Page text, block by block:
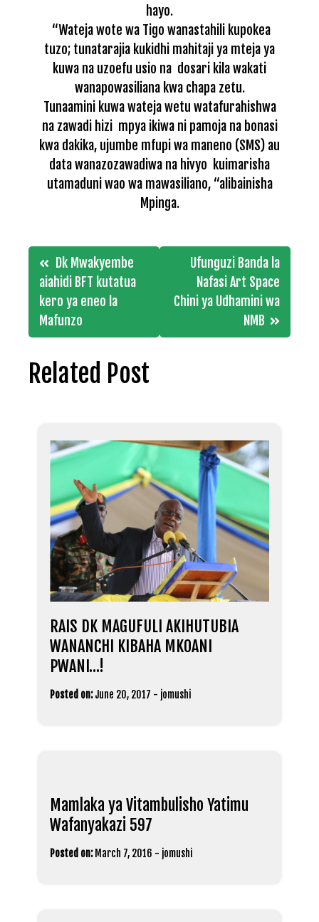
hayo.
“Wateja wote wa Tigo wanastahili kupokea
tuzo; tunatarajia kukidhi mahitaji ya mteja ya
kuwa na uzoefu usio na dosari kila wakati
wanapowasiliana kwa chapa zetu.
Tunaamini kuwa wateja wetu watafurahishwa
na zawadi hizi mpya ikiwa ni pamoja na bonasi
kwa dakika, ujumbe mfupi wa maneno (SMS) au
data wanazozawadiwa na hivyo kuimarisha
utamaduni wao wa mawasiliano, “alibainisha
Mpinga.
Post
navigation
Dk Mwakyembe
aiahidi BFT kutatua
kero ya eneo la
Mafunzo
Ufunguzi Banda la
Nafasi Art Space
Chini ya Udhamini wa
NMB
Related Post
RAIS DK MAGUFULI AKIHUTUBIA
WANANCHI KIBAHA MKOANI
PWANI…!
Posted on: June 20, 2017 - jomushi
Mamlaka ya Vitambulisho Yatimu
Wafanyakazi 597
Posted on: March 7, 2016 - jomushi